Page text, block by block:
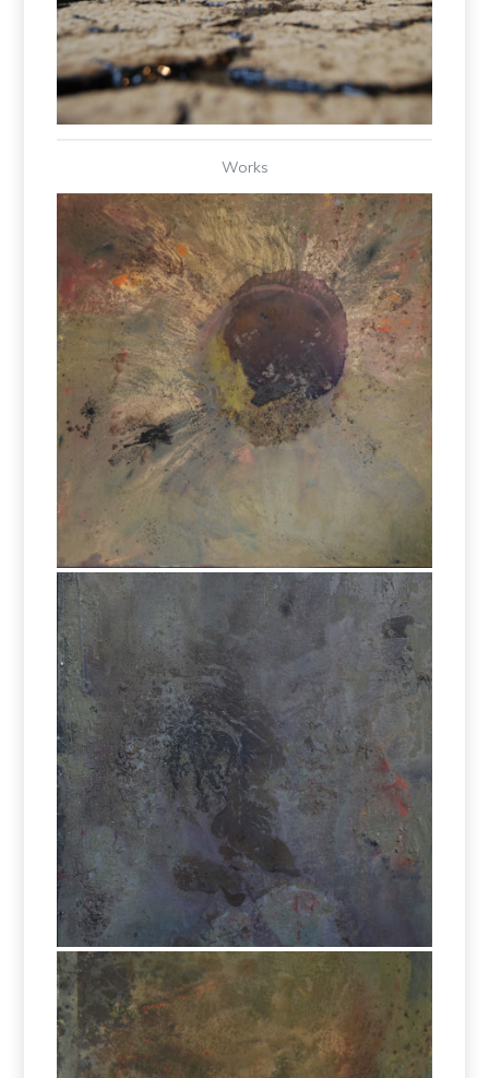
Works
Works – Eltjon Valle
Works – Eltjon Valle